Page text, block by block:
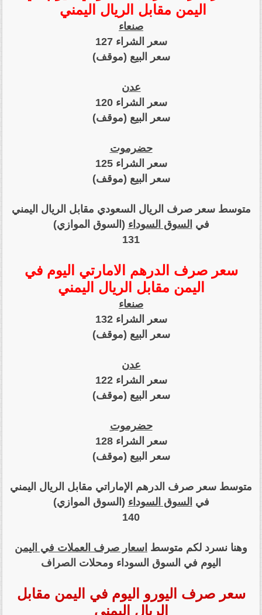
اليمن مقابل الريال اليمني
صنعاء
سعر الشراء 127
سعر البيع (موقف)
عدن
سعر الشراء 120
سعر البيع (موقف)
حضرموت
سعر الشراء 125
سعر البيع (موقف)
متوسط سعر صرف الريال السعودي مقابل الريال اليمني
في السوق السوداء (السوق الموازي)
131
سعر صرف الدرهم الامارتي اليوم في
اليمن مقابل الريال اليمني
صنعاء
سعر الشراء 132
سعر البيع (موقف)
عدن
سعر الشراء 122
سعر البيع (موقف)
حضرموت
سعر الشراء 128
سعر البيع (موقف)
متوسط سعر صرف الدرهم الإماراتي مقابل الريال اليمني
في السوق السوداء (السوق الموازي)
140
وهنا نسرد لكم متوسط اسعار صرف العملات في اليمن
اليوم في السوق السوداء ومحلات الصراف
سعر صرف اليورو اليوم في اليمن مقابل
الريال اليمني